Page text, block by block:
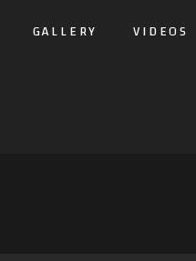
GALLERY VIDEOS